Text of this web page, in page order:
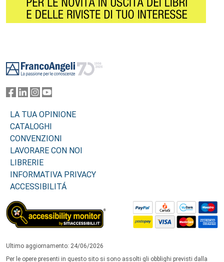
LA TUA OPINIONE
CATALOGHI
CONVENZIONI
LAVORARE CON NOI
LIBRERIE
INFORMATIVA PRIVACY
ACCESSIBILITÁ
Ultimo aggiornamento: 24/06/2026
Per le opere presenti in questo sito si sono assolti gli obblighi previsti dalla